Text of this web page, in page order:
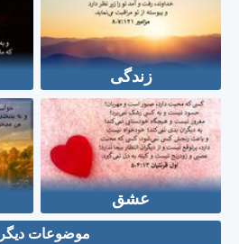
زندگی
عشق
موضوعات